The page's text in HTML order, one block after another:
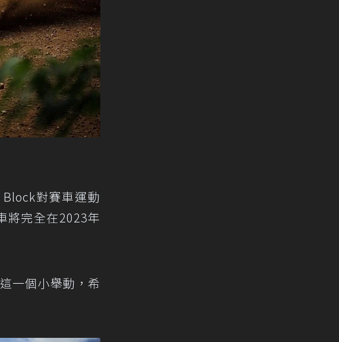
對賽車運動
將完全在2023年
一個小舉動，希